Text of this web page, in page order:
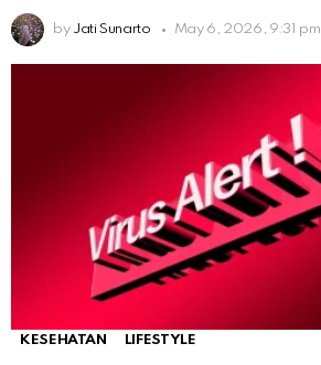
by Jati Sunarto May 6, 2026, 9:31 pm
KESEHATAN LIFESTYLE